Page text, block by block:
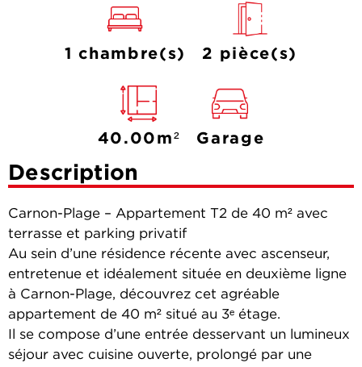
1 chambre(s) 2 pièce(s)
40.00m² Garage
Description
Carnon-Plage – Appartement T2 de 40 m² avec
terrasse et parking privatif
Au sein d’une résidence récente avec ascenseur,
entretenue et idéalement située en deuxième ligne
à Carnon-Plage, découvrez cet agréable
appartement de 40 m² situé au 3ᵉ étage.
Il se compose d’une entrée desservant un lumineux
séjour avec cuisine ouverte, prolongé par une